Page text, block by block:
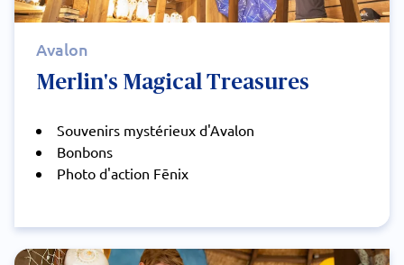
Avalon
Merlin's Magical Treasures
Souvenirs mystérieux d'Avalon
Bonbons
Photo d'action Fēnix